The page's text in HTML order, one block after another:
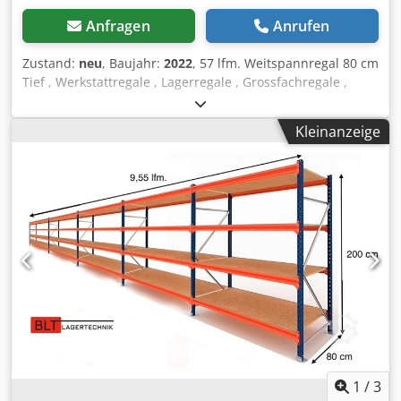
Anfragen Anrufen
Zustand: neu, Baujahr: 2022, 57 lfm. Weitspannregal 80 cm
Tief , Werkstattregale , Lagerregale , Grossfachregale ,
Handlager , Fachbodenregale , Kleinteilelager Dedpfx
Ajzrvuljb Tock Daten : - Höhe : ca. 200 cm - Tiefe : ca. 80 cm
- Länge : ca. 57 lfm Regal Angebot bestehend aus: - 031 x
Rahmen ca. 200 x 80 cm , zerlegt. - 180 x Traverse ca. 185
cm. - 090 x Auflageboden ca. 184,5 x 79,5 cm. - 180 x
Unterzug / Lastverteiler. - Inkl. Sicherungstifte - Modell :
BLT , Type WR20/80 - Belastung: 400 Kg Fachlast, bei
gleichmäßig verteilter Last. - Ebenen: 3 x Lagerebenen. -
Spanplatte , Natur. - Ständer blau. - Unterzug verzinkt -
Neuware ab Lager. - andere Mengen verfügbar! Die
Vormontage der Rahmen kann gegen einen kleinen
Aufpreis von 6€/Netto per Stück durch uns erfolgen. --
SOFORT MEHRFACH VERFÜGBAR-- Preis : 5737,00 € Netto
zzgl. gesetzlich gültiger MwSt. Sie erhalten eine Rechnung
mit ausgewiesener Mwst. Transport : Die Anlieferung
erfolgt auf Wunsch durch unsere Partner Spedition, die
Kleinanzeige
1 /3